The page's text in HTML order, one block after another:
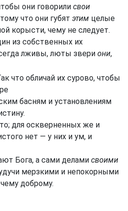
они говорили свои
что они губят этим целые
корысти, чему не следует.
из собственных их
лживы, люты звери они,
что обличай их сурово, чтобы
басням и установлениям
для оскверненных же и
нет — у них и ум, и
Бога, а сами делами своими
мерзкими и непокорными
доброму.